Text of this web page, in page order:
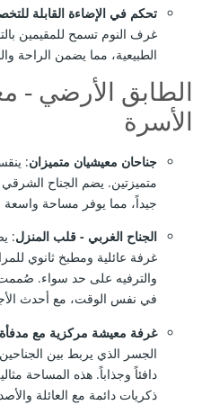
تحكم في الإضاءة القابلة
غرف النوم تسمح للمقيمين
الطبيعية، مما يضمن الراحة
الطابق الأرضي -
الأسرة
جناحان معيشيان متميزان:
متميزتين. يضم الجناح
جيداً، مما يوفر مساحة واسعة
الجناح الغربي - قلب المنزل:
غرفة عائلية ومطبخ ثانوي
والترفيه على حد سواء.
في نفس الوقت، مع أحدث
غرفة معيشة مركزية مع مدفأة
الجسر الذي يربط بين
دافئاً وجذاباً. هذه المساحة
ذكريات دائمة مع العائلة